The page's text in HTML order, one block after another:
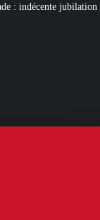
Affaire Lyhanna